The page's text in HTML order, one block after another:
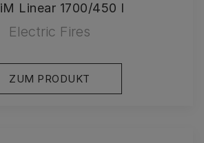
Linear 1700/450 I
Electric Fires
ZUM PRODUKT